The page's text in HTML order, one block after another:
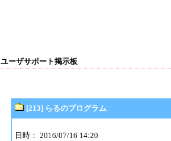
ユーザサポート掲示板
[213] らるのプログラム
日時： 2016/07/16 14:20